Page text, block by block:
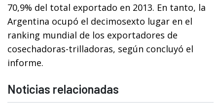
70,9% del total exportado en 2013. En tanto, la
Argentina ocupó el decimosexto lugar en el
ranking mundial de los exportadores de
cosechadoras-trilladoras, según concluyó el
informe.
Noticias relacionadas